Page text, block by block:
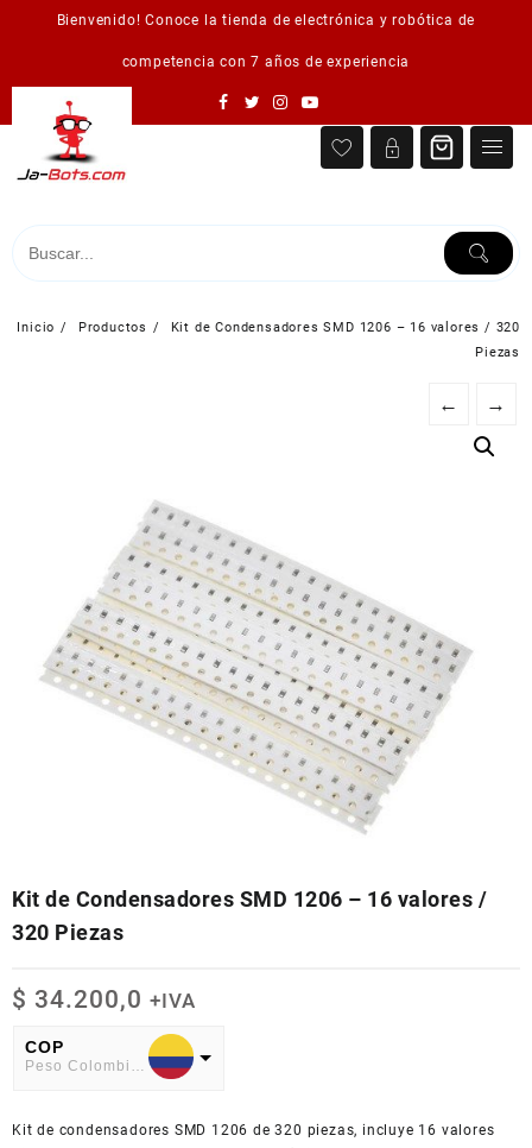
Bienvenido! Conoce la tienda de electrónica y robótica de
competencia con 7 años de experiencia
Inicio Productos
Kit de Condensadores SMD 1206 – 16 valores / 320
Piezas
← →
Kit de Condensadores SMD 1206 – 16 valores /
320 Piezas
$ 34.200,0 +IVA
COP
American Dollar
Kit de condensadores SMD 1206 de 320 piezas, incluye 16 valores